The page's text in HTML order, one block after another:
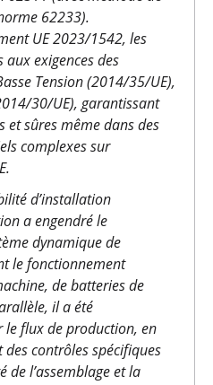
62233).
UE 2023/1542, les
exigences des
Tension (2014/35/UE),
30/UE), garantissant
et sûres même dans des
complexes sur
d’installation
a engendré le
dynamique de
le fonctionnement
de batteries de
il a été
le flux de production, en
contrôles spécifiques
l’assemblage et la